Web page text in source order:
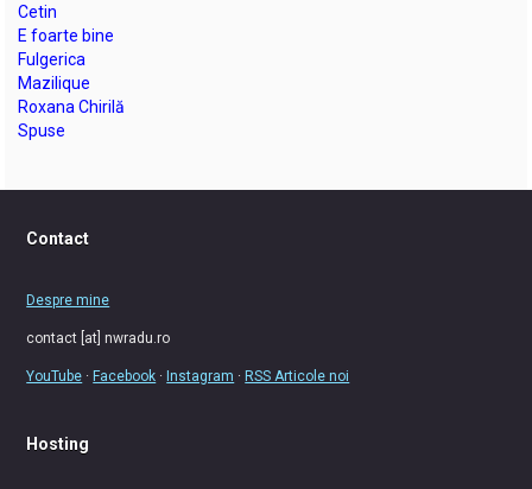
Cetin
E foarte bine
Fulgerica
Mazilique
Roxana Chirilă
Spuse
Contact
Despre mine
contact [at] nwradu.ro
YouTube ·Facebook ·Instagram ·RSS Articole noi
Hosting